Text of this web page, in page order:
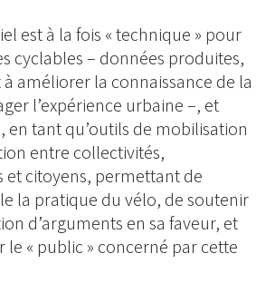
est à la fois « technique » pour
cyclables – données produites,
améliorer la connaissance de la
l’expérience urbaine –, et
en tant qu’outils de mobilisation
entre collectivités,
et citoyens, permettant de
la pratique du vélo, de soutenir
d’arguments en sa faveur, et
le « public » concerné par cette